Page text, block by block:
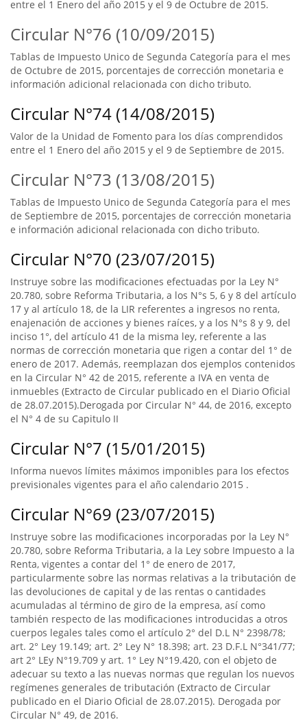
entre el 1 Enero del año 2015 y el 9 de Octubre de 2015.
Circular N°76 (10/09/2015)
Tablas de Impuesto Unico de Segunda Categoría para el mes
de Octubre de 2015, porcentajes de corrección monetaria e
información adicional relacionada con dicho tributo.
Circular N°74 (14/08/2015)
Valor de la Unidad de Fomento para los días comprendidos
entre el 1 Enero del año 2015 y el 9 de Septiembre de 2015.
Circular N°73 (13/08/2015)
Tablas de Impuesto Unico de Segunda Categoría para el mes
de Septiembre de 2015, porcentajes de corrección monetaria
e información adicional relacionada con dicho tributo.
Circular N°70 (23/07/2015)
Instruye sobre las modificaciones efectuadas por la Ley N°
20.780, sobre Reforma Tributaria, a los N°s 5, 6 y 8 del artículo
17 y al artículo 18, de la LIR referentes a ingresos no renta,
enajenación de acciones y bienes raíces, y a los N°s 8 y 9, del
inciso 1°, del artículo 41 de la misma ley, referente a las
normas de corrección monetaria que rigen a contar del 1° de
enero de 2017. Además, reemplazan dos ejemplos contenidos
en la Circular N° 42 de 2015, referente a IVA en venta de
inmuebles (Extracto de Circular publicado en el Diario Oficial
de 28.07.2015).Derogada por Circular N° 44, de 2016, excepto
el N° 4 de su Capitulo II
Circular N°7 (15/01/2015)
Informa nuevos límites máximos imponibles para los efectos
previsionales vigentes para el año calendario 2015 .
Circular N°69 (23/07/2015)
Instruye sobre las modificaciones incorporadas por la Ley N°
20.780, sobre Reforma Tributaria, a la Ley sobre Impuesto a la
Renta, vigentes a contar del 1° de enero de 2017,
particularmente sobre las normas relativas a la tributación de
las devoluciones de capital y de las rentas o cantidades
acumuladas al término de giro de la empresa, así como
también respecto de las modificaciones introducidas a otros
cuerpos legales tales como el artículo 2° del D.L N° 2398/78;
art. 2° Ley 19.149; art. 2° Ley N° 18.398; art. 23 D.F.L N°341/77;
art 2° LEy N°19.709 y art. 1° Ley N°19.420, con el objeto de
adecuar su texto a las nuevas normas que regulan los nuevos
regímenes generales de tributación (Extracto de Circular
publicado en el Diario Oficial de 28.07.2015). Derogada por
Circular N° 49, de 2016.